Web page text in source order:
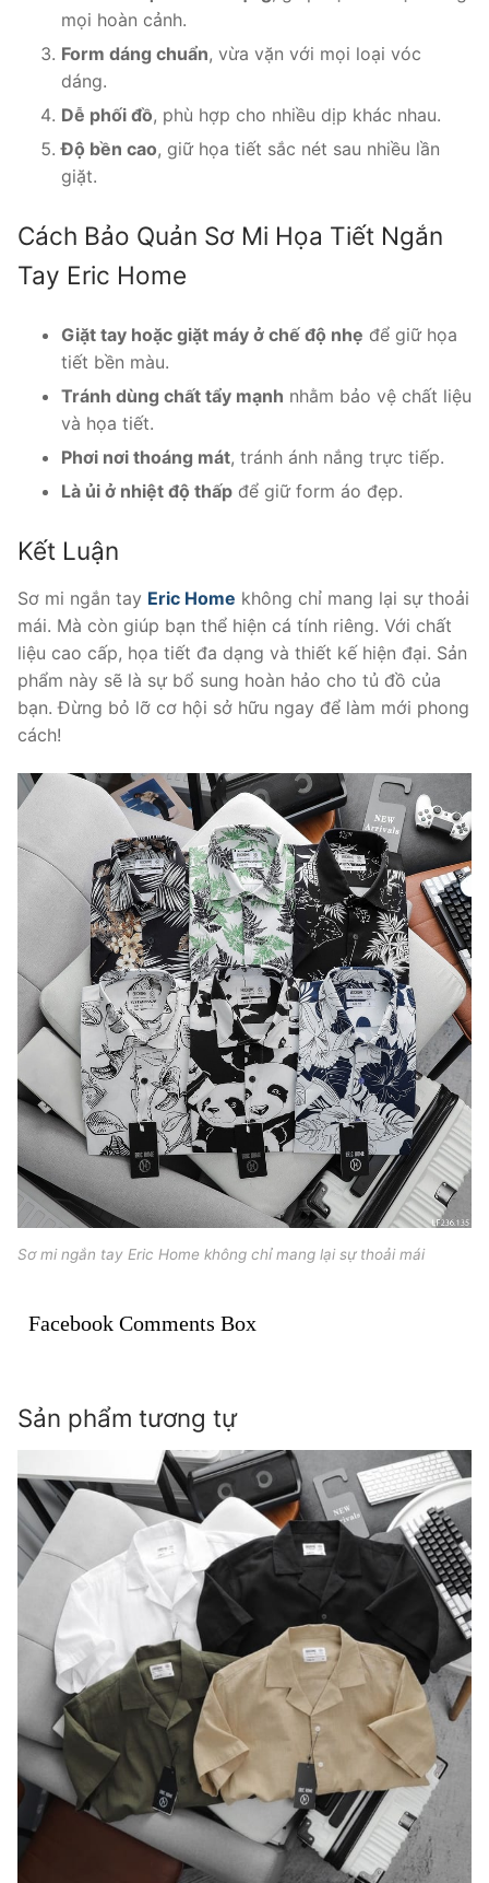
mọi hoàn cảnh.
Form dáng chuẩn, vừa vặn với mọi loại vóc
dáng.
Dễ phối đồ, phù hợp cho nhiều dịp khác nhau.
Độ bền cao, giữ họa tiết sắc nét sau nhiều lần
giặt.
Cách Bảo Quản Sơ Mi Họa Tiết Ngắn
Tay Eric Home
Giặt tay hoặc giặt máy ở chế độ nhẹ để giữ họa
tiết bền màu.
Tránh dùng chất tẩy mạnh nhằm bảo vệ chất liệu
và họa tiết.
Phơi nơi thoáng mát, tránh ánh nắng trực tiếp.
Là ủi ở nhiệt độ thấp để giữ form áo đẹp.
Kết Luận
Sơ mi ngắn tay Eric Home không chỉ mang lại sự thoải
mái. Mà còn giúp bạn thể hiện cá tính riêng. Với chất
liệu cao cấp, họa tiết đa dạng và thiết kế hiện đại. Sản
phẩm này sẽ là sự bổ sung hoàn hảo cho tủ đồ của
bạn. Đừng bỏ lỡ cơ hội sở hữu ngay để làm mới phong
cách!
Sơ mi ngắn tay Eric Home không chỉ mang lại sự thoải mái
Facebook Comments Box
Sản phẩm tương tự